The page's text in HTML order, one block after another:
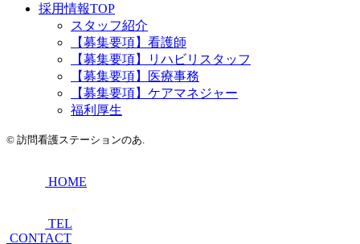
採用情報TOP
スタッフ紹介
【募集要項】看護師
【募集要項】リハビリスタッフ
【募集要項】医療事務
【募集要項】ケアマネジャー
福利厚生
© 訪問看護ステーションのあ.
HOME
TEL
CONTACT